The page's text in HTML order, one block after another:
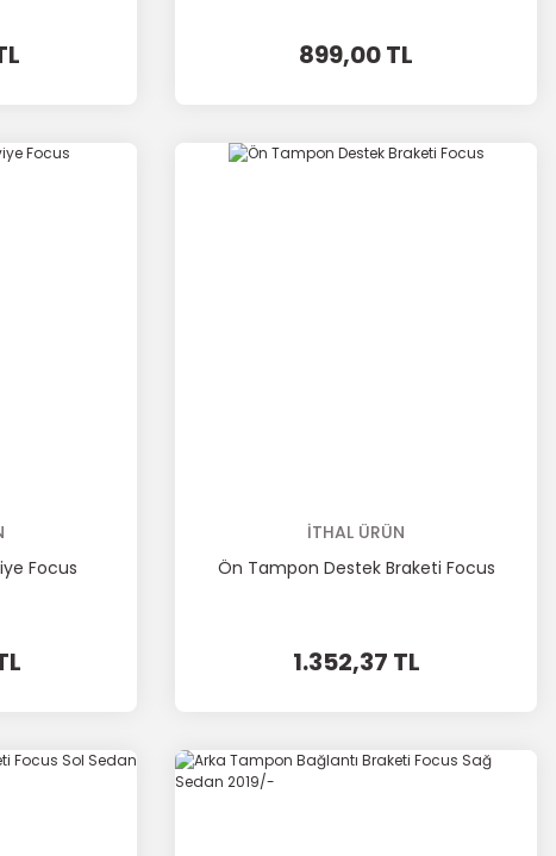
899,00 TL
Focus
İTHAL ÜRÜN
Ön Tampon Destek Braketi Focus
1.352,37 TL